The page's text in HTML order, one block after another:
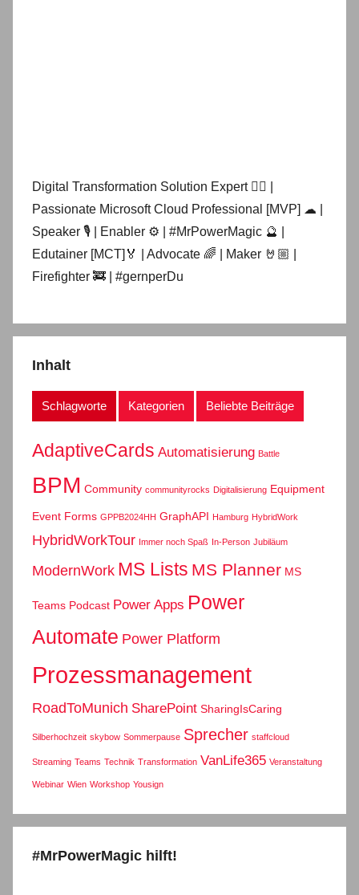
Digital Transformation Solution Expert 👷‍♂️ |
Passionate Microsoft Cloud Professional [MVP] ☁ |
Speaker 🎙 | Enabler ⚙ | #MrPowerMagic 🔮 |
Edutainer [MCT]🏅 | Advocate 🌈 | Maker 🤘🏼 |
Firefighter 🚒 | #gernperDu
Inhalt
Schlagworte Kategorien Beliebte Beiträge
AdaptiveCards Automatisierung Battle
BPM Community communityrocks Digitalisierung Equipment
Event Forms GPPB2024HH GraphAPI Hamburg HybridWork
HybridWorkTour Immer noch Spaß In-Person Jubiläum
ModernWork MS Lists MS Planner MS
Teams Podcast Power Apps Power
Automate Power Platform
Prozessmanagement
RoadToMunich SharePoint SharingIsCaring
Silberhochzeit skybow Sommerpause Sprecher staffcloud
Streaming Teams Technik Transformation VanLife365 Veranstaltung
Webinar Wien Workshop Yousign
#MrPowerMagic hilft!